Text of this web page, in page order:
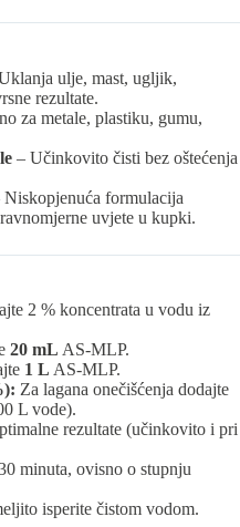
ulje, mast, ugljik,
rezultate.
za metale, plastiku, gumu,
– Učinkovito čisti bez oštećenja
Niskopjenuća formulacija
uvjete u kupki.
2 % koncentrata u vodu iz
20 mL AS-MLP.
1 L AS-MLP.
Za lagana onečišćenja dodajte
L vode).
rezultate (učinkovito i pri
minuta, ovisno o stupnju
isperite čistom vodom.